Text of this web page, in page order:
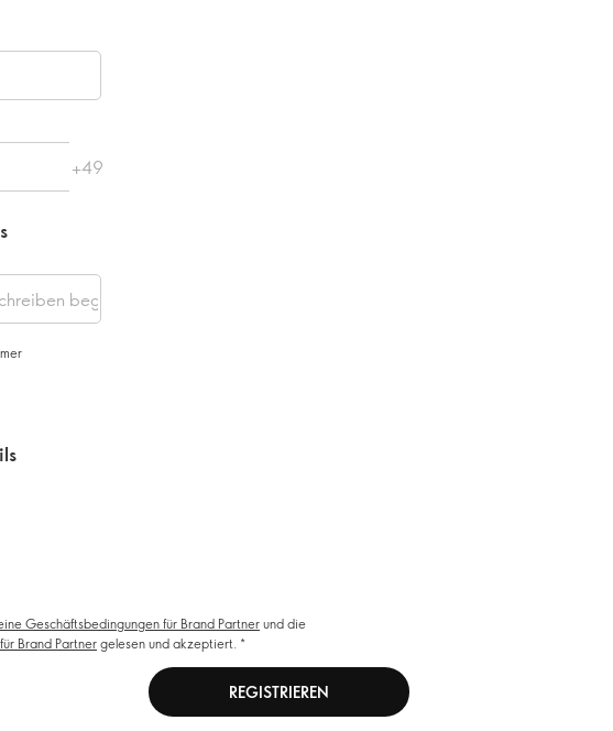
Geschäftsbedingungen für Brand Partnerund die
Brand Partnergelesen und akzeptiert.
REGISTRIEREN